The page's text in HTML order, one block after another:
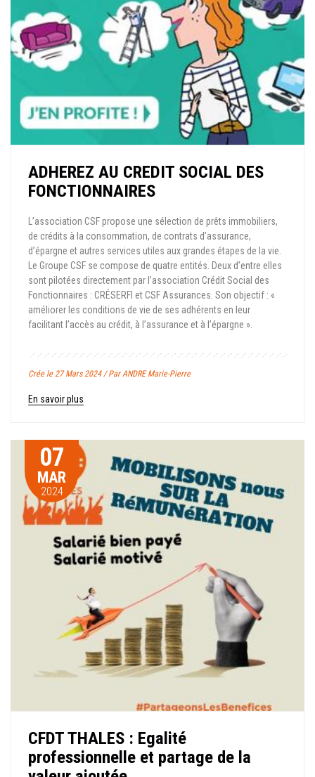
ADHEREZ AU CREDIT SOCIAL DES
FONCTIONNAIRES
L’association CSF propose une sélection de prêts immobiliers,
de crédits à la consommation, de contrats d’assurance,
d’épargne et autres services utiles aux grandes étapes de la vie.
Le Groupe CSF se compose de quatre entités. Deux d’entre elles
sont pilotées directement par l’association Crédit Social des
Fonctionnaires : CRÉSERFI et CSF Assurances. Son objectif : «
améliorer les conditions de vie de ses adhérents en leur
facilitant l’accès au crédit, à l’assurance et à l’épargne ».
Crée le 27 Mars 2024 / Par ANDRE Marie-Pierre
En savoir plus
07
MAR
2024
CFDT THALES : Egalité
professionnelle et partage de la